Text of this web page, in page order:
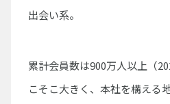
出会い系。
累計会員数は900万人以上（
こそこ大きく、本社を構える